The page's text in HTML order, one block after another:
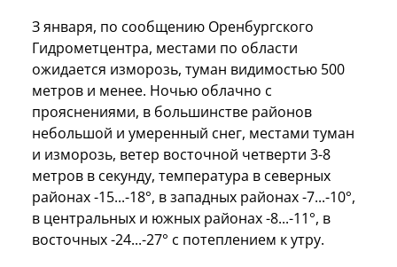
З января, по сообщению Оренбургского
Гидрометцентра, местами по области
ожидается изморозь, туман видимостью 500
метров и менее. Ночью облачно с
прояснениями, в большинстве районов
небольшой и умеренный снег, местами туман
и изморозь, ветер восточной четверти 3-8
метров в секунду, температура в северных
районах -15...-18°, в западных районах -7...-10°,
в центральных и южных районах -8...-11°, в
восточных -24...-27° с потеплением к утру.